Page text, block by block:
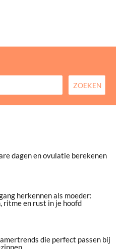
dagen en ovulatie berekenen
herkennen als moeder:
ritme en rust in je hoofd
die perfect passen bij